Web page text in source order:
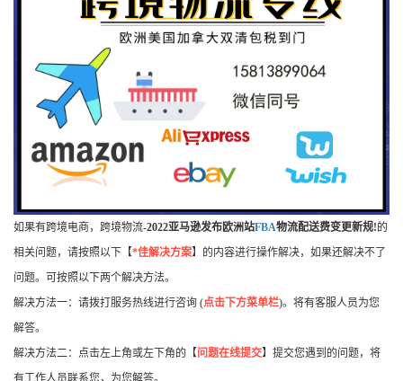
如果有跨境电商，跨境物流-2022亚马逊发布欧洲站FBA物流配送费变更新规!的
相关问题，请按照以下【*佳解决方案】的内容进行操作解决，如果还解决不了
问题。可按照以下两个解决方法。
解决方法一：请拨打服务热线进行咨询 (点击下方菜单栏)。将有客服人员为您
解答。
解决方法二：点击左上角或左下角的【问题在线提交】提交您遇到的问题，将
有工作人员联系您，为您解答。